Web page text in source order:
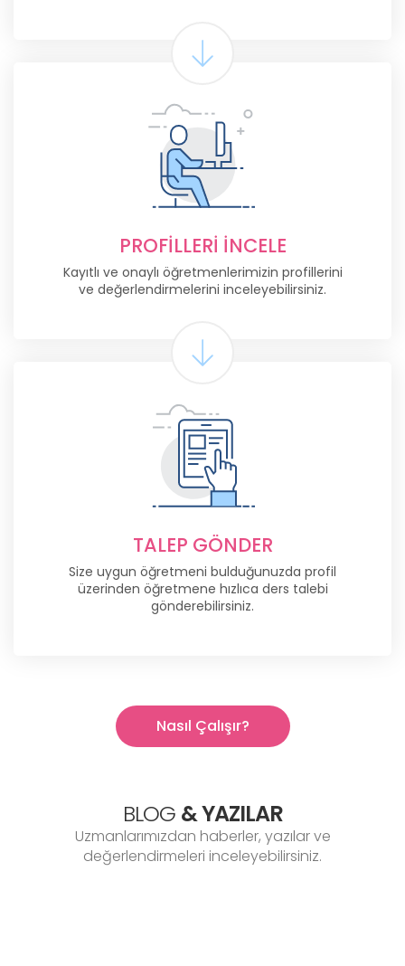
PROFILLERI İNCELE
Kayıtlı ve onaylı öğretmenlerimizin profillerini
ve değerlendirmelerini inceleyebilirsiniz.
TALEP GÖNDER
Size uygun öğretmeni bulduğunuzda profil
üzerinden öğretmene hızlıca ders talebi
gönderebilirsiniz.
Nasıl Çalışır?
BLOG & YAZILAR
Uzmanlarımızdan haberler, yazılar ve
değerlendirmeleri inceleyebilirsiniz.